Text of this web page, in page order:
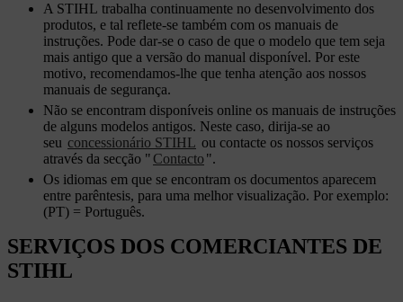
A STIHL trabalha continuamente no desenvolvimento dos
produtos, e tal reflete-se também com os manuais de
instruções. Pode dar-se o caso de que o modelo que tem seja
mais antigo que a versão do manual disponível. Por este
motivo, recomendamos-lhe que tenha atenção aos nossos
manuais de segurança.
Não se encontram disponíveis online os manuais de instruções
de alguns modelos antigos. Neste caso, dirija-se ao
seu concessionário STIHL ou contacte os nossos serviços
através da secção " Contacto ".
Os idiomas em que se encontram os documentos aparecem
entre parêntesis, para uma melhor visualização. Por exemplo:
(PT) = Português.
SERVIÇOS DOS COMERCIANTES DE
STIHL